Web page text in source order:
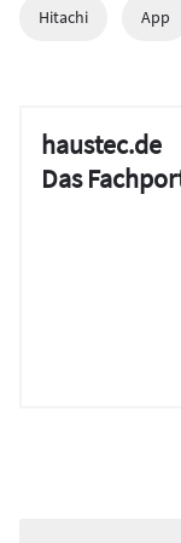
Hitachi App
haustec.de
Das